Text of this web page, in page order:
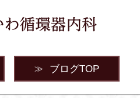
≫ ブログTOP